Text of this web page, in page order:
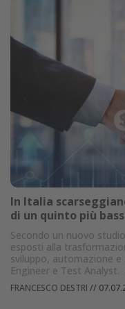
In Italia
di un quinto più
Secondo un nuovo
esposti alla
sviluppo, automazione e
Engineer e Test Analyst.
FRANCESCO DESTRI //